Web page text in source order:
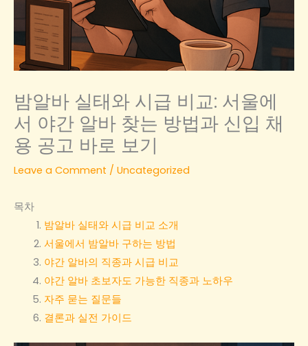
밤알바 실태와 시급 비교: 서울에
서 야간 알바 찾는 방법과 신입 채
용 공고 바로 보기
Leave a Comment / Uncategorized
목차
밤알바 실태와 시급 비교 소개
서울에서 밤알바 구하는 방법
야간 알바의 직종과 시급 비교
야간 알바 초보자도 가능한 직종과 노하우
자주 묻는 질문들
결론과 실전 가이드